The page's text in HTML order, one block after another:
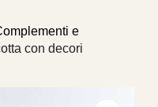
e
con decori